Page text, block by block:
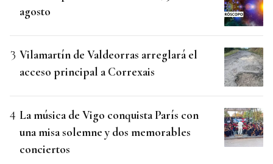
agosto
Vilamartín de Valdeorras arreglará el
acceso principal a Correxais
La música de Vigo conquista París con
una misa solemne y dos memorables
conciertos